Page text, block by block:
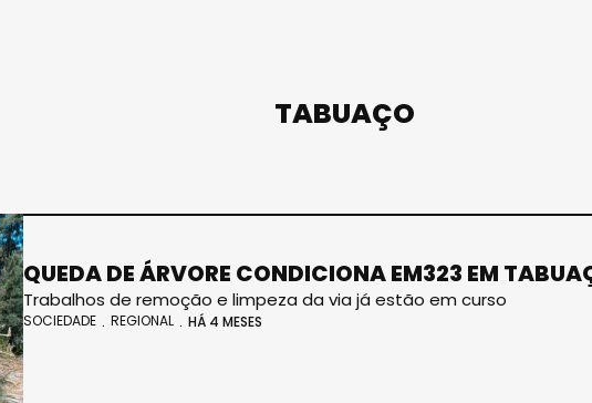
TABUAÇO
QUEDA DE ÁRVORE CONDICIONA EM323 EM
Trabalhos de remoção e limpeza da via já estão em curso
SOCIEDADE REGIONAL HÁ 4 MESES